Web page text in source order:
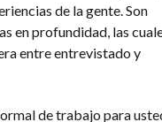
de la gente. Son
en profundidad, las
entre entrevistado y
de trabajo para